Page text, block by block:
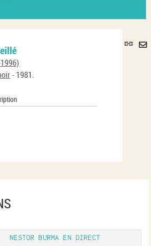
Lien
- 1981.
NESTOR BURMA EN DIRECT